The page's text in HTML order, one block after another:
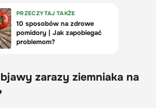
zarazy ziemniaka na